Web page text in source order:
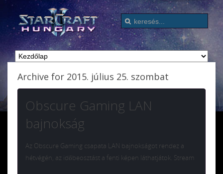
Archive for 2015. július 25. szombat
Obscure Gaming LAN
bajnokság
Az Obscure Gaming csapata LAN bajnokságot rendez a
hétvégén, az időbeosztást a fenti képen láthatjátok. Stream